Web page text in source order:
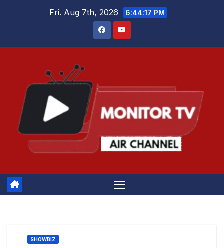
Fri. Aug 7th, 2026 6:44:17 PM
SHOWBIZ